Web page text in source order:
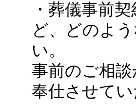
・葬儀事前
ど、どのよ
い。
事前のご相
奉仕させて